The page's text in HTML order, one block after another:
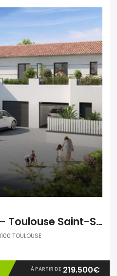
Villas de Calliste – Toulouse Saint-Simon – Villas T3 et T4
TOULOUSE
À PARTIR DE 219.500€